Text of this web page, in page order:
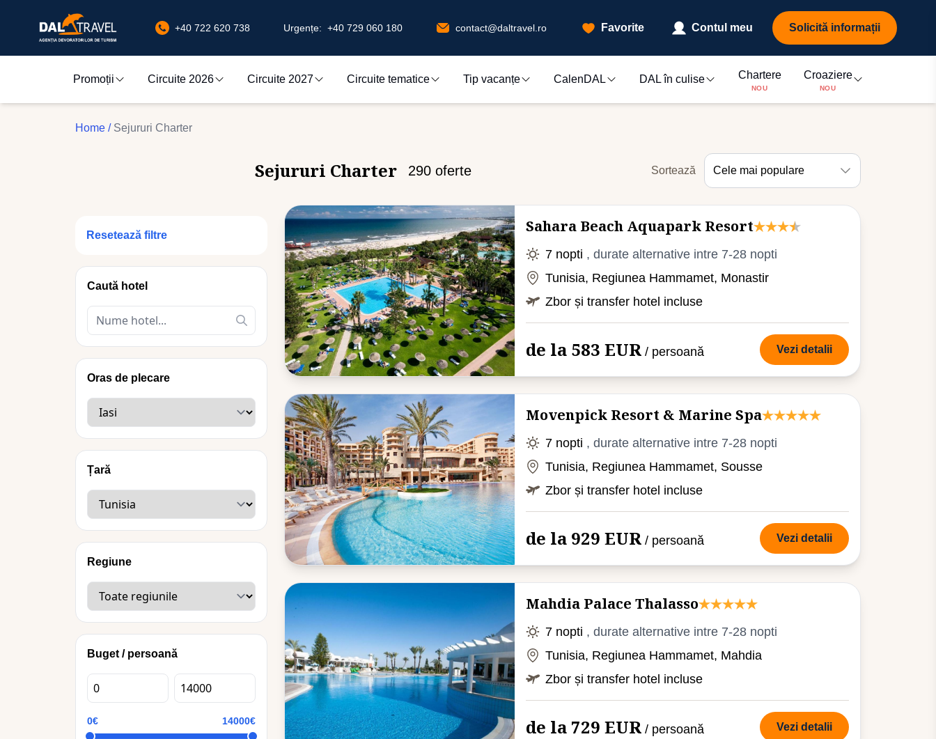
+40 722 620 738 Urgențe: +40 729 060 180 contact@daltravel.ro Favorite Contul meu Solicită informații
Promoții Circuite 2026 Circuite 2027 Circuite tematice Tip vacanțe CalenDAL DAL în culise Chartere
NOU
Croaziere
NOU
Home / Sejururi Charter
Sejururi Charter 290 oferte Sortează Cele mai populare
Resetează filtre
Caută hotel
Oras de plecare
Țară
Regiune
Buget / persoană
0€ 14000€
Sahara Beach Aquapark Resort
7 nopti , durate alternative intre 7-28 nopti
Tunisia, Regiunea Hammamet, Monastir
Zbor și transfer hotel incluse
de la 583 EUR / persoană Vezi detalii
Movenpick Resort & Marine Spa
7 nopti , durate alternative intre 7-28 nopti
Tunisia, Regiunea Hammamet, Sousse
Zbor și transfer hotel incluse
de la 929 EUR / persoană Vezi detalii
Mahdia Palace Thalasso
7 nopti , durate alternative intre 7-28 nopti
Tunisia, Regiunea Hammamet, Mahdia
Zbor și transfer hotel incluse
de la 729 EUR / persoană Vezi detalii